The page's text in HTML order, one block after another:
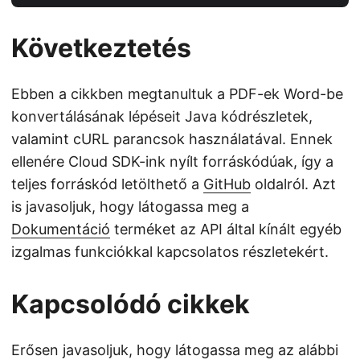
Következtetés
Ebben a cikkben megtanultuk a PDF-ek Word-be
konvertálásának lépéseit Java kódrészletek,
valamint cURL parancsok használatával. Ennek
ellenére Cloud SDK-ink nyílt forráskódúak, így a
teljes forráskód letölthető a GitHub oldalról. Azt
is javasoljuk, hogy látogassa meg a
Dokumentáció terméket az API által kínált egyéb
izgalmas funkciókkal kapcsolatos részletekért.
Kapcsolódó cikkek
Erősen javasoljuk, hogy látogassa meg az alábbi